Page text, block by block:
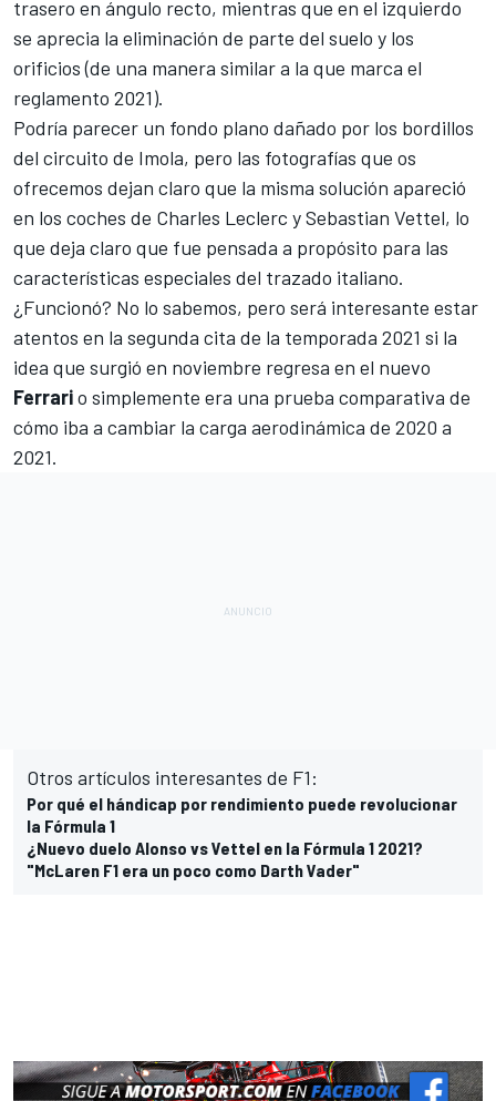
trasero en ángulo recto, mientras que en el izquierdo
se aprecia la eliminación de parte del suelo y los
orificios (de una manera similar a la que marca el
reglamento 2021).
Podría parecer un fondo plano dañado por los bordillos
del circuito de Imola, pero las fotografías que os
ofrecemos dejan claro que la misma solución apareció
en los coches de Charles Leclerc ySebastian Vettel, lo
que deja claro que fue pensada a propósito para las
características especiales del trazado italiano.
¿Funcionó? No lo sabemos, pero será interesante estar
atentos en la segunda cita de la temporada 2021 si la
idea que surgió en noviembre regresa en el nuevo
Ferrario simplemente era una prueba comparativa de
cómo iba a cambiar la carga aerodinámica de 2020 a
2021.
Otros artículos interesantes de F1:
Por qué el hándicap por rendimiento puede revolucionar
la Fórmula 1
¿Nuevo duelo Alonso vs Vettel en la Fórmula 1 2021?
"McLaren F1 era un poco como Darth Vader"